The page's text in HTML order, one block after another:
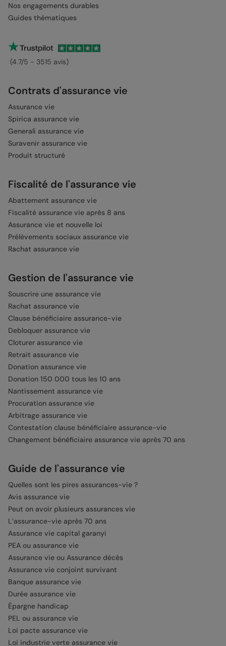
Nos engagements durables
Guides thématiques
(4.7/5 - 3515 avis)
Contrats d'assurance vie
Assurance vie
Spirica assurance vie
Generali assurance vie
Suravenir assurance vie
Produit structuré
Fiscalité de l'assurance vie
Abattement assurance vie
Fiscalité assurance vie après 8 ans
Assurance vie et nouvelle loi
Prélèvements sociaux assurance vie
Rachat assurance vie
Gestion de l'assurance vie
Souscrire une assurance vie
Rachat assurance vie
Clause bénéficiaire assurance-vie
Debloquer assurance vie
Cloturer assurance vie
Retrait assurance vie
Donation assurance vie
Donation 150 000 tous les 10 ans
Nantissement assurance vie
Procuration assurance vie
Arbitrage assurance vie
Contestation clause bénéficiaire assurance-vie
Changement bénéficiaire assurance vie après 70 ans
Guide de l'assurance vie
Quelles sont les pires assurances-vie ?
Avis assurance vie
Peut on avoir plusieurs assurances vie
L’assurance-vie après 70 ans
Assurance vie capital garanyi
PEA ou assurance vie
Assurance vie ou Assurance décès
Assurance vie conjoint survivant
Banque assurance vie
Durée assurance vie
Épargne handicap
PEL ou assurance vie
Loi pacte assurance vie
Loi industrie verte assurance vie